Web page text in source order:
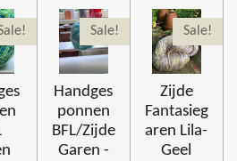
Sale!
Handges
ponnen
BFL/Zijde
Garen -
Sale!
Zijde
Fantasieg
aren Lila-
Geel